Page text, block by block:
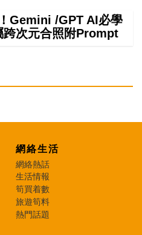
Gemini /GPT AI必學
跨次元合照附Prompt
網絡生活
網絡熱話
生活情報
筍買着數
旅遊筍料
熱門話題